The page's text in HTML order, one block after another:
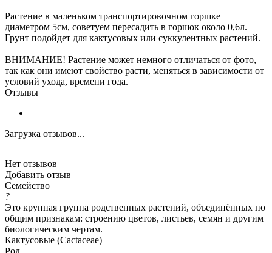
Растение в маленьком транспортировочном горшке
диаметром 5см, советуем пересадить в горшок около 0,6л.
Грунт подойдет для кактусовых или суккулентных растений.
ВНИМАНИЕ! Растение может немного отличаться от фото,
так как они имеют свойство расти, меняться в зависимости от
условий ухода, времени года.
Отзывы
Загрузка отзывов...
Нет отзывов
Добавить отзыв
Семейство
?
Это крупная группа родственных растений, объединённых по
общим признакам: строению цветов, листьев, семян и другим
биологическим чертам.
Кактусовые (Cactaceae)
Род